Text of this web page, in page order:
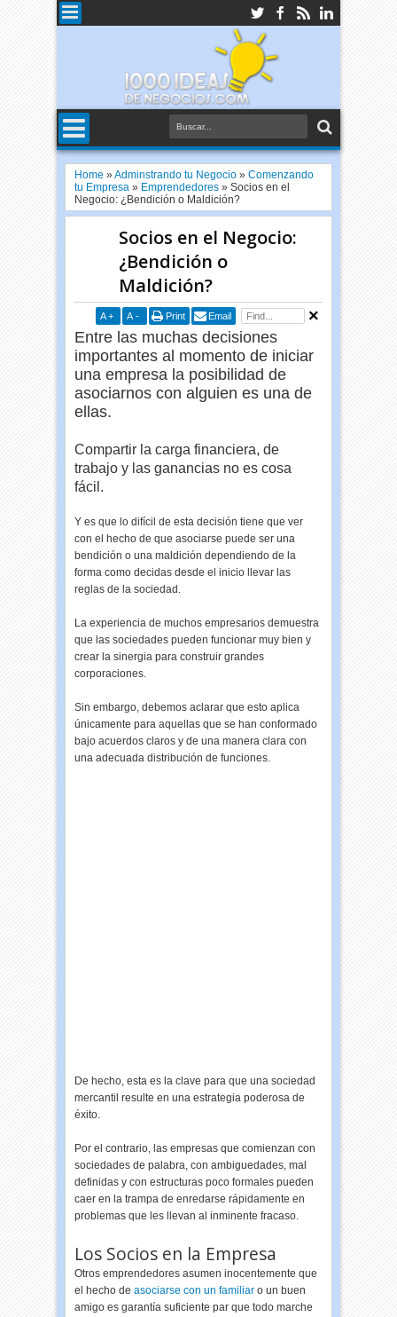
Home »Adminstrando tu Negocio »Comenzando
tu Empresa » Emprendedores »Socios en el
Negocio: ¿Bendición o Maldición?
Socios en el Negocio:
¿Bendición o
Maldición?
A + A - Print Email
Entre las muchas decisiones
importantes al momento de iniciar
una empresa la posibilidad de
asociarnos con alguien es una de
ellas.
Compartir la carga financiera, de
trabajo y las ganancias no es cosa
fácil.
Y es que lo difícil de esta decisión tiene que ver
con el hecho de que asociarse puede ser una
bendición o una maldición dependiendo de la
forma como decidas desde el inicio llevar las
reglas de la sociedad.
La experiencia de muchos empresarios demuestra
que las sociedades pueden funcionar muy bien y
crear la sinergia para construir grandes
corporaciones.
Sin embargo, debemos aclarar que esto aplica
únicamente para aquellas que se han conformado
bajo acuerdos claros y de una manera clara con
una adecuada distribución de funciones.
De hecho, esta es la clave para que una sociedad
mercantil resulte en una estrategia poderosa de
éxito.
Por el contrario, las empresas que comienzan con
sociedades de palabra, con ambiguedades, mal
definidas y con estructuras poco formales pueden
caer en la trampa de enredarse rápidamente en
problemas que les llevan al inminente fracaso.
Los Socios en la Empresa
Otros emprendedores asumen inocentemente que
el hecho deasociarse con un familiar o un buen
amigo es garantía suficiente par que todo marche